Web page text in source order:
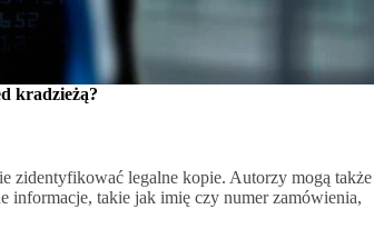
kradzieżą?
zidentyfikować legalne kopie. Autorzy mogą także
informacje, takie jak imię czy numer zamówienia,